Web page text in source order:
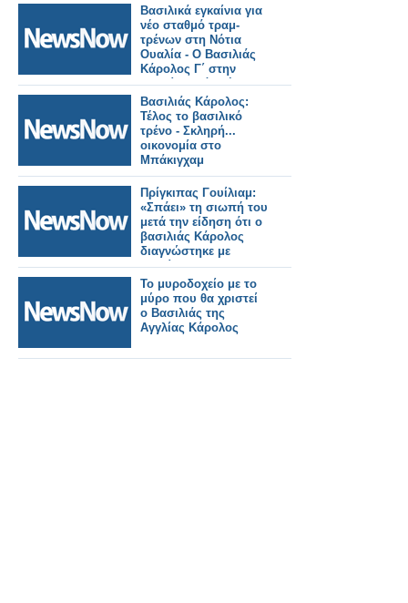
Βασιλικά εγκαίνια για
νέο σταθμό τραμ-
τρένων στη Νότια
Ουαλία - Ο Βασιλιάς
Κάρολος Γ΄ στην
καμπίνα ενός νέου
τραμ-τρένου.
Βασιλιάς Κάρολος:
Τέλος το βασιλικό
τρένο - Σκληρή...
οικονομία στο
Μπάκιγχαμ
Πρίγκιπας Γουίλιαμ:
«Σπάει» τη σιωπή του
μετά την είδηση ότι ο
βασιλιάς Κάρολος
διαγνώστηκε με
καρκίνο...
Το μυροδοχείο με το
μύρο που θα χριστεί
ο Βασιλιάς της
Αγγλίας Κάρολος